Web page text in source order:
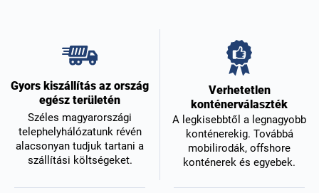
Gyors kiszállítás az ország
egész területén
Széles magyarországi
telephelyhálózatunk révén
alacsonyan tudjuk tartani a
szállítási költségeket.
Verhetetlen
konténerválaszték
A legkisebbtől a legnagyobb
konténerekig. Továbbá
mobilirodák, offshore
konténerek és egyebek.